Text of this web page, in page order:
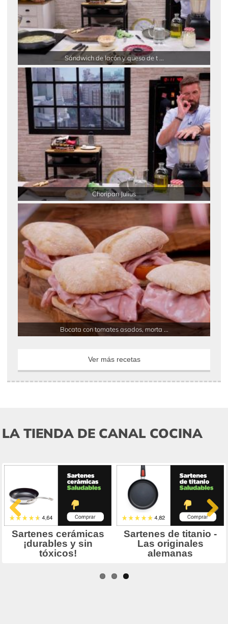
Sándwich de lacón y queso de t ...
Choripan Julius
Bocata con tomates asados, morta ...
Ver más recetas
LA TIENDA DE CANAL COCINA